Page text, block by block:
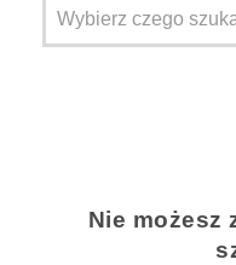
Nie możesz